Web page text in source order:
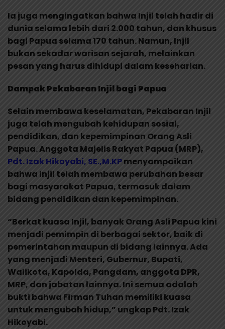
Ia juga mengingatkan bahwa Injil telah hadir di
dunia selama lebih dari 2.000 tahun, dan khusus
bagi Papua selama 170 tahun. Namun, Injil
bukan sekadar warisan sejarah, melainkan
pesan yang harus dihidupi dalam keseharian.
Dampak Pekabaran Injil bagi Papua
Selain membawa keselamatan, Pekabaran Injil
juga telah mengubah kehidupan sosial,
pendidikan, dan kepemimpinan Orang Asli
Papua. Anggota Majelis Rakyat Papua (MRP),
Pdt. Izak Hikoyabi, SE.,M.KPmenyampaikan
bahwa Injil telah membawa perubahan besar
bagi masyarakat Papua, termasuk dalam
bidang pendidikan dan kepemimpinan.
“Berkat kuasa Injil, banyak Orang Asli Papua kini
menjadi pemimpin di berbagai sektor, baik di
pemerintahan maupun di bidang lainnya. Ada
yang menjadi Menteri, Gubernur, Bupati,
Walikota, Kapolda, Pangdam, anggota DPR,
MRP, dan jabatan lainnya. Ini semua adalah
bukti bahwa Firman Tuhan memiliki kuasa
untuk mengubah hidup,” ungkap Pdt. Izak
Hikoyabi.